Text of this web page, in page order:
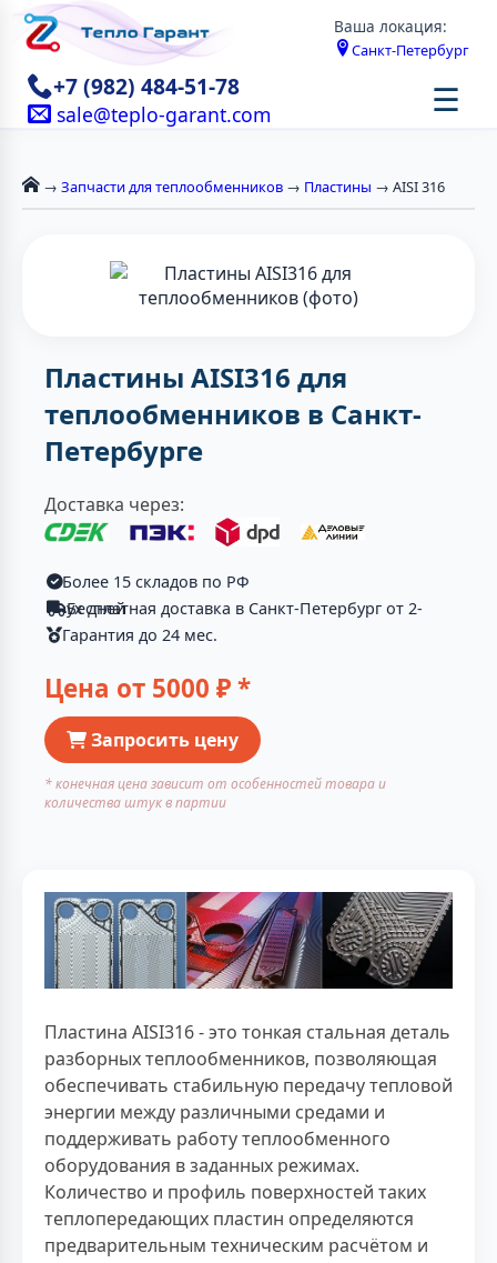
Ваша локация:
Санкт-Петербург
+7 (982) 484-51-78
sale@teplo-garant.com ☰
→ Запчасти для теплообменников → Пластины → AISI 316
Пластины AISI316 для
теплообменников в Санкт-
Петербурге
Доставка через:
Более 15 складов по РФ
Бесплатная доставка в Санкт-Петербург от 2-ух дней
Гарантия до 24 мес.
Цена от 5000 ₽ *
Запросить цену
* конечная цена зависит от особенностей товара и
количества штук в партии
Пластина AISI316 - это тонкая стальная деталь
разборных теплообменников, позволяющая
обеспечивать стабильную передачу тепловой
энергии между различными средами и
поддерживать работу теплообменного
оборудования в заданных режимах.
Количество и профиль поверхностей таких
теплопередающих пластин определяются
предварительным техническим расчётом и